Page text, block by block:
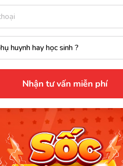
Nhận tư vấn miễn phí
vuông
hình vuông
hình vuông:Công thức
vuông là gì? Bài tập và
hiệu quả
diện tích hình